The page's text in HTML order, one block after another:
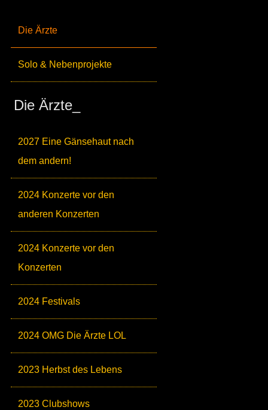
Die Ärzte
Solo & Nebenprojekte
Die Ärzte_
2027 Eine Gänsehaut nach
dem andern!
2024 Konzerte vor den
anderen Konzerten
2024 Konzerte vor den
Konzerten
2024 Festivals
2024 OMG Die Ärzte LOL
2023 Herbst des Lebens
2023 Clubshows